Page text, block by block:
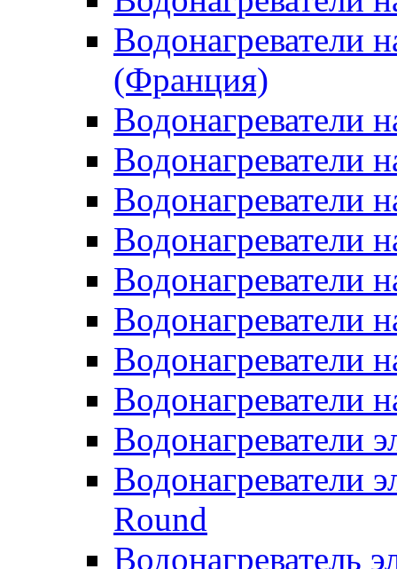
Водонагреватели
(Франция)
Водонагреватели
Водонагреватели
Водонагреватели
Водонагреватели
Водонагреватели
Водонагреватели
Водонагреватели
Водонагреватели
Водонагреватели
Водонагреватели
Round
Водонагреватель